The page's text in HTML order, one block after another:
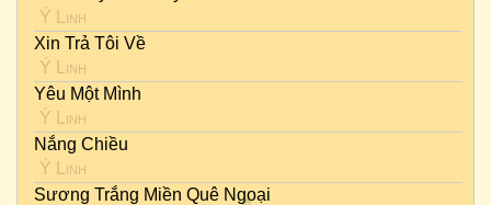
Ý Linh
Xin Trả Tôi Về
Ý Linh
Yêu Một Mình
Ý Linh
Nắng Chiều
Ý Linh
Sương Trắng Miền Quê Ngoại